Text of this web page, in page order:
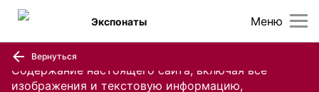
Содержание настоящего сайта, включая все
изображения и текстовую информацию,
Меню
Экспонаты
Вернуться